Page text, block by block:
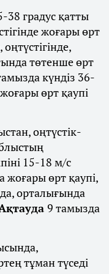
38 градус қатты
жоғары өрт
төтенше өрт
күндіз 36-
өрт қаупі
оңтүстік-
15-18 м/с
өрт қаупі,
орталығында
9 тамызда
тұман түседі